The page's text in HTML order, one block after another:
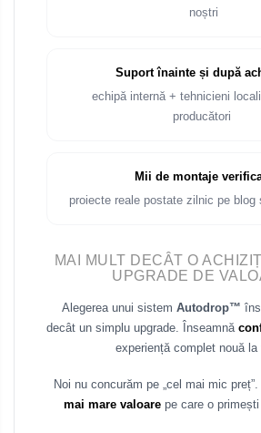
noștri
Suport înainte și după
echipă internă + tehnicieni
producători
Mii de montaje
proiecte reale postate zilnic pe blog
MAI MULT DECÂT O
UPGRADE DE
Alegerea unui sistem Autodrop™
decât un simplu upgrade. Înseamnă
experiență complet nouă la
Noi nu concurăm pe „cel mai mic
mai mare valoare pe care o